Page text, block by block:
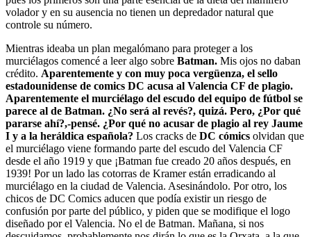
volador y en su ausencia no tienen un depredador natural que
controle su número.
Mientras ideaba un plan megalómano para proteger a los
murciélagos comencé a leer algo sobre Batman. Mis ojos no daban
crédito. Aparentemente y con muy poca vergüenza, el sello
estadounidense de comics DC acusa al Valencia CF de plagio.
Aparentemente el murciélago del escudo del equipo de fútbol se
parece al de Batman. ¿No será al revés?, quizá. Pero, ¿Por qué
pararse ahí?,-pensé. ¿Por qué no acusar de plagio al rey Jaume
I y a la heráldica española? Los cracks de DC cómics olvidan que
el murciélago viene formando parte del escudo del Valencia CF
desde el año 1919 y que ¡Batman fue creado 20 años después, en
1939! Por un lado las cotorras de Kramer están erradicando al
murciélago en la ciudad de Valencia. Asesinándolo. Por otro, los
chicos de DC Comics aducen que podía existir un riesgo de
confusión por parte del público, y piden que se modifique el logo
diseñado por el Valencia. No el de Batman. Mañana, si nos